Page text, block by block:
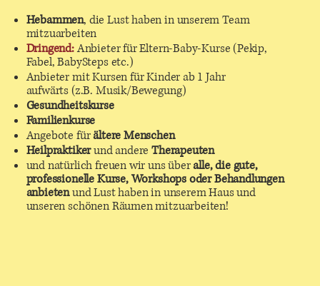
Hebammen, die Lust haben in unserem Team
mitzuarbeiten
Dringend:Anbieter für Eltern-Baby-Kurse (Pekip,
Fabel, BabySteps etc.)
Anbieter mit Kursen für Kinder ab 1 Jahr
aufwärts (z.B. Musik/Bewegung)
Gesundheitskurse
Familienkurse
Angebote fürältere Menschen
Heilpraktikerund andereTherapeuten
und natürlich freuen wir uns überalle, die gute,
professionelle Kurse, Workshops oder Behandlungen
anbietenund Lust haben in unserem Haus und
unseren schönen Räumen mitzuarbeiten!